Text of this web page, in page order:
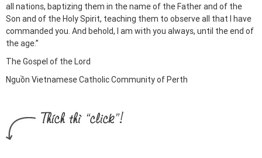
all nations, baptizing them in the name of the Father and of the
Son and of the Holy Spirit, teaching them to observe all that I have
commanded you. And behold, I am with you always, until the end of
the age.”
The Gospel of the Lord
Nguồn Vietnamese Catholic Community of Perth